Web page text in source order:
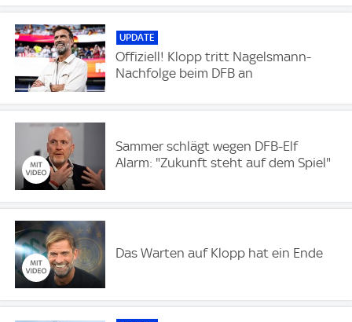
UPDATE
Offiziell! Klopp tritt Nagelsmann-
Nachfolge beim DFB an
Sammer schlägt wegen DFB-Elf
Alarm: "Zukunft steht auf dem Spiel"
Das Warten auf Klopp hat ein Ende